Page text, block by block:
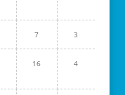
7 3
16 4